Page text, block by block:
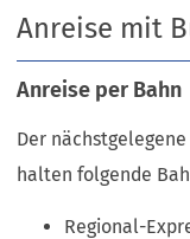
Anreise mit
Anreise per Bahn
Der
halten folgende
Regional-